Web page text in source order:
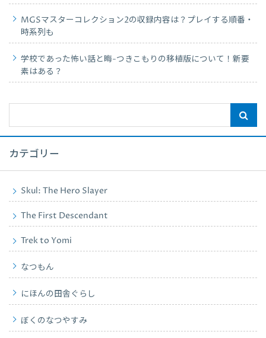
MGSマスターコレクション2の収録内容は？プレイする順番・
時系列も
学校であった怖い話と晦-つきこもりの移植版について！新要
素はある？
カテゴリー
Skul: The Hero Slayer
The First Descendant
Trek to Yomi
なつもん
にほんの田舎ぐらし
ぼくのなつやすみ